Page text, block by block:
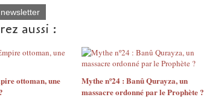
aussi :
ottoman, une
Mythe nº24 : Banû Qurayza, un
massacre ordonné par le Prophète ?